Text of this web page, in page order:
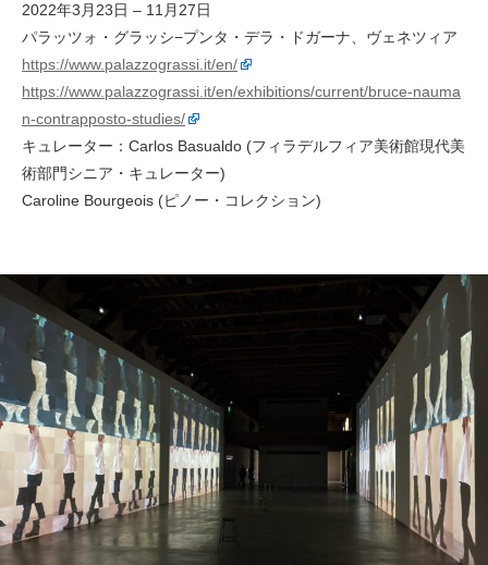
2022年3月23日 – 11月27日
パラッツォ・グラッシ−プンタ・デラ・ドガーナ、ヴェネツィア
https://www.palazzograssi.it/en/
https://www.palazzograssi.it/en/exhibitions/current/bruce-nauma
n-contrapposto-studies/
キュレーター：Carlos Basualdo (フィラデルフィア美術館現代美
術部門シニア・キュレーター)
Caroline Bourgeois (ピノー・コレクション)